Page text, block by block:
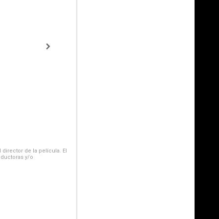
de la película. El
y/o